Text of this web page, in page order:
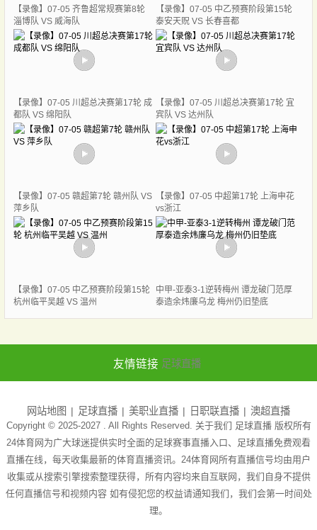
【录像】07-05 齐鲁超常规赛第8轮
淄博队 VS 威海队
【录像】07-05 中乙预赛阶段第15轮
泰安天贶 VS 长春喜都
【录像】07-05 川超总决赛第17轮 成
都队 VS 绵阳队
【录像】07-05 川超总决赛第17轮 宜
宾队 VS 达州队
【录像】07-05 赣超第7轮 赣州队 VS
萍乡队
【录像】07-05 中超第17轮 上海申花
vs浙江
【录像】07-05 中乙预赛阶段第15轮
杭州临平吴越 VS 温州
中甲-亚泰3-1逆转梅州 谭龙破门范厚
泰造余炜廉乌龙 梅州仍旧垫底
友情链接 足球直播
网站地图 足球直播 美职业直播 日职联直播 澳超直播
Copyright © 2025-2027 . All Rights Reserved. 关于我们 足球直播版权所有
24体育网为广大球迷提供实时全面的足球赛事直播入口、足球直播免费观看
直播在线，每天收集最新的体育直播资讯。24体育网所有直播信号均由用户
收集或从搜索引擎搜索整理获得，所有内容均来自互联网，我们自身不提供
任何直播信号和视频内容 如有侵犯您的权益请通知我们，我们会第一时间处
理。